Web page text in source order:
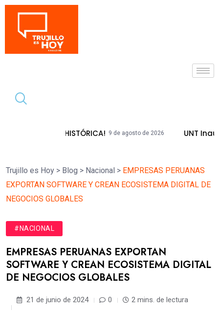
9 de agosto de 2026 UNT Inaugura
Trujillo es Hoy > Blog > Nacional > EMPRESAS PERUANAS
EXPORTAN SOFTWARE Y CREAN ECOSISTEMA DIGITAL DE
NEGOCIOS GLOBALES
#NACIONAL
EMPRESAS PERUANAS EXPORTAN
SOFTWARE Y CREAN ECOSISTEMA DIGITAL
DE NEGOCIOS GLOBALES
21 de junio de 2024 0 2 mins. de lectura